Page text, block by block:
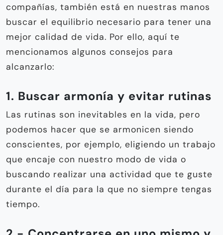
compañías, también está en nuestras manos
buscar el equilibrio necesario para tener una
mejor calidad de vida. Por ello, aquí te
mencionamos algunos consejos para
alcanzarlo:
1. Buscar armonía y evitar rutinas
Las rutinas son inevitables en la vida, pero
podemos hacer que se armonicen siendo
conscientes, por ejemplo, eligiendo un trabajo
que encaje con nuestro modo de vida o
buscando realizar una actividad que te guste
durante el día para la que no siempre tengas
tiempo.